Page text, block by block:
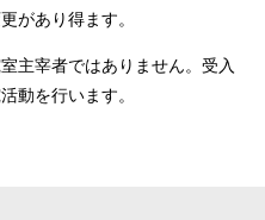
があり得ます。
主宰者ではありません。受入
動を行います。